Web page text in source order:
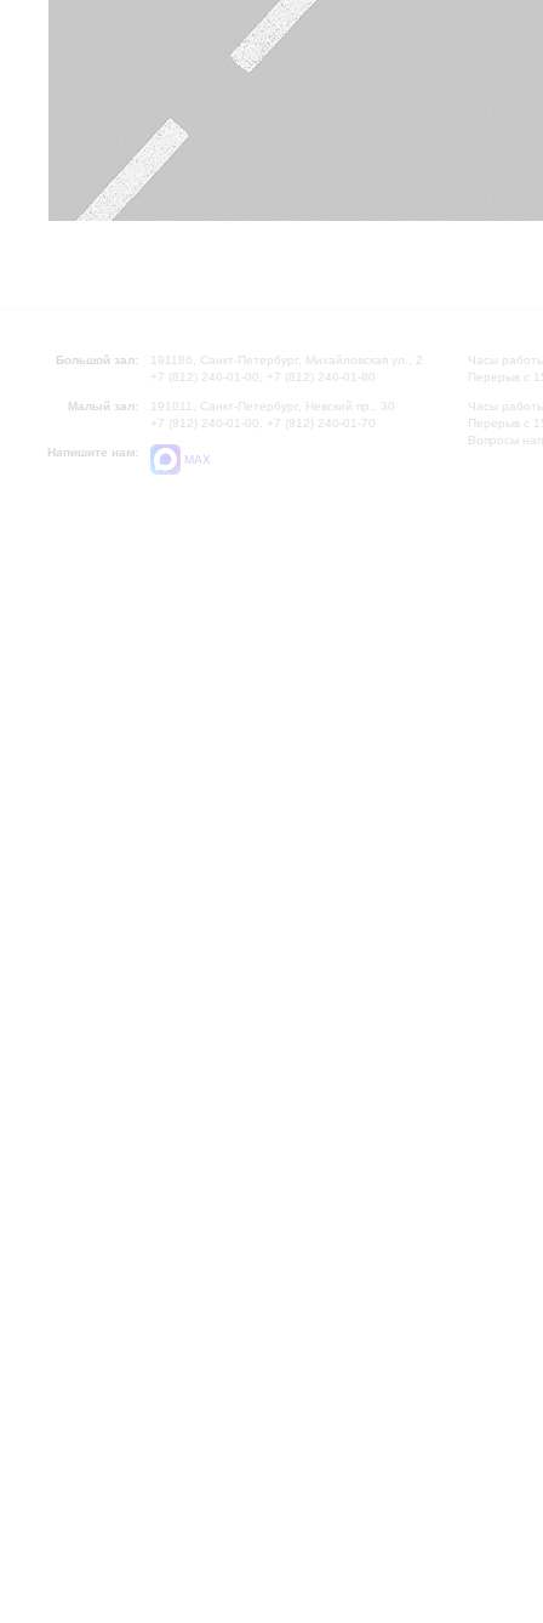
Большой зал:
191186, Санкт-Петербург, Михайловская ул., 2
+7 (812) 240-01-00, +7 (812) 240-01-80
Малый зал:
191011, Санкт-Петербург, Невский пр., 30
+7 (812) 240-01-00, +7 (812) 240-01-70
Напишите нам:
MAX
Часы
Перерыв с
Часы
Перерыв с
Вопросы